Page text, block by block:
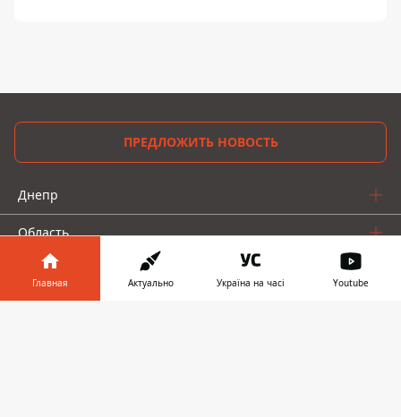
ПРЕДЛОЖИТЬ НОВОСТЬ
Днепр
Область
Украина
Главная Актуально Україна на часі Youtube